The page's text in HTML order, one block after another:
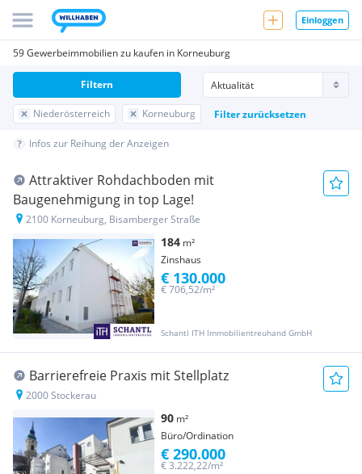
Einloggen
59 Gewerbeimmobilien zu kaufen in Korneuburg
Niederösterreich Korneuburg Filter zurücksetzen
Filtern
Infos zur Reihung der Anzeigen
Attraktiver Rohdachboden mit
Baugenehmigung in top Lage!
2100 Korneuburg, Bisamberger Straße
184 m²
Zinshaus
Schantl ITH Immobilientreuhand GmbH
€ 706,52/m²
€ 130.000
Barrierefreie Praxis mit Stellplatz
2000 Stockerau
90 m²
Büro/Ordination
€ 3.222,22/m²
€ 290.000